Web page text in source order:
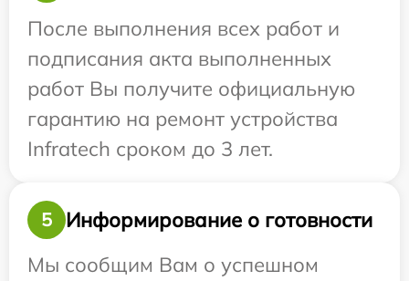
После выполнения всех работ и
подписания акта выполненных
работ Вы получите официальную
гарантию на ремонт устройства
Infratech сроком до 3 лет.
5
Информирование о готовности
Мы сообщим Вам о успешном